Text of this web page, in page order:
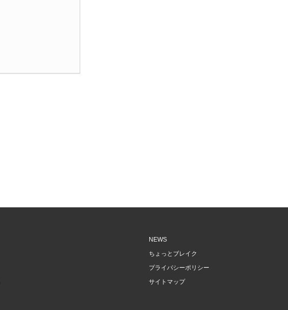
NEWS
ちょっとブレイク
プライバシーポリシー
サイトマップ